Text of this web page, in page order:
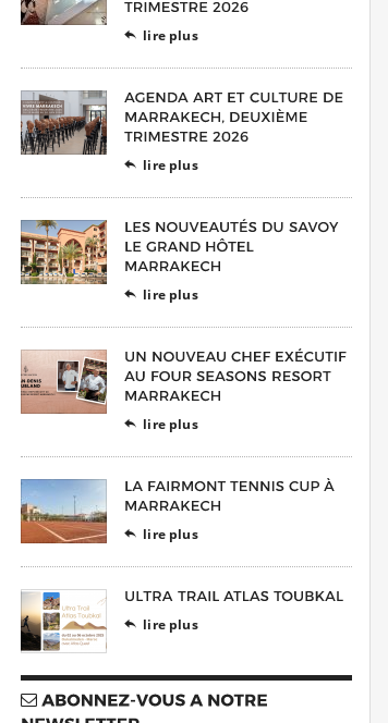
 lire plus
 lire plus
 lire plus
 lire plus
 lire plus
 lire plus